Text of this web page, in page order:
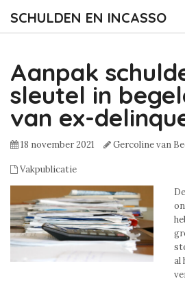
SCHULDEN EN INCASSO
Aanpak
sleutel in
van ex-
18 november 2021 Gercoline van
Vakpublicatie
al